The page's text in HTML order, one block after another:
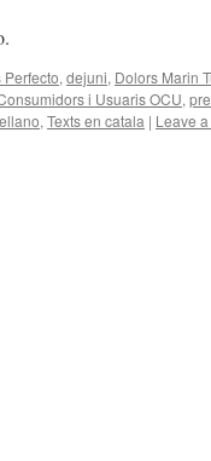
Perfecto, dejuni, Dolors Marin
i Usuaris OCU,
, Texts en catala | Leave